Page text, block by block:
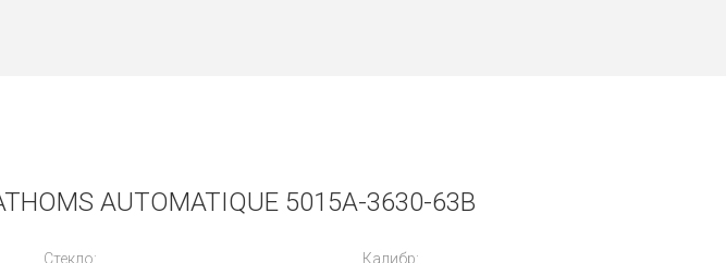
AUTOMATIQUE 5015A-3630-63B
Стекло:
Калибр: